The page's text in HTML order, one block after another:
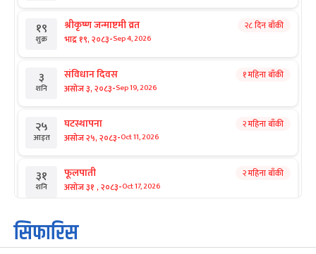
१९
शुक्र
श्रीकृष्ण जन्माष्टमी व्रत
भाद्र १९, २०८३-Sep 4, 2026
२८ दिन बाँकी
३
शनि
संविधान दिवस
असोज ३, २०८३-Sep 19, 2026
१ महिना बाँकी
२५
आइत
घटस्थापना
असोज २५, २०८३-Oct 11, 2026
२ महिना बाँकी
३१
शनि
फूलपाती
असोज ३१ , २०८३-Oct 17, 2026
२ महिना बाँकी
१
आइत
कार्तिक सङ्क्रान्ति
कार्तिक १, २०८३
सिफारिस